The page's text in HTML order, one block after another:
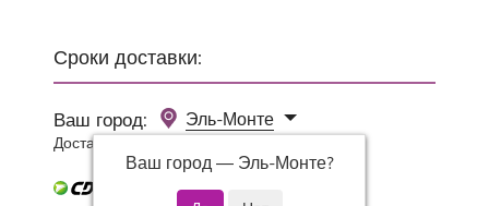
Сроки доставки:
Ваш город:
Эль-Монте
Ваш город — Эль-Монте?
Доставка 0 руб при заказе от 3000 руб.